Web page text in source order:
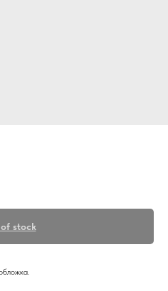
stock